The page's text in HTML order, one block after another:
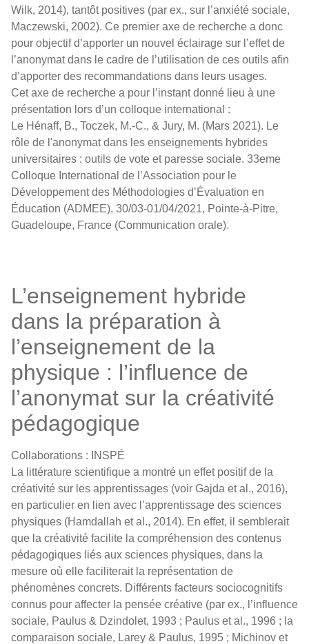
Wilk, 2014), tantôt positives (par ex., sur l’anxiété sociale,
Maczewski, 2002). Ce premier axe de recherche a donc
pour objectif d’apporter un nouvel éclairage sur l’effet de
l’anonymat dans le cadre de l’utilisation de ces outils afin
d’apporter des recommandations dans leurs usages.
Cet axe de recherche a pour l’instant donné lieu à une
présentation lors d’un colloque international :
Le Hénaff, B., Toczek, M.-C., & Jury, M. (Mars 2021). Le
rôle de l'anonymat dans les enseignements hybrides
universitaires : outils de vote et paresse sociale. 33eme
Colloque International de l’Association pour le
Développement des Méthodologies d’Évaluation en
Éducation (ADMEE), 30/03-01/04/2021, Pointe-à-Pitre,
Guadeloupe, France (Communication orale).
L’enseignement hybride
dans la préparation à
l’enseignement de la
physique : l’influence de
l’anonymat sur la créativité
pédagogique
Collaborations : INSPÉ
La littérature scientifique a montré un effet positif de la
créativité sur les apprentissages (voir Gajda et al., 2016),
en particulier en lien avec l’apprentissage des sciences
physiques (Hamdallah et al., 2014). En effet, il semblerait
que la créativité facilite la compréhension des contenus
pédagogiques liés aux sciences physiques, dans la
mesure où elle faciliterait la représentation de
phénomènes concrets. Différents facteurs sociocognitifs
connus pour affecter la pensée créative (par ex., l’influence
sociale, Paulus & Dzindolet, 1993 ; Paulus et al., 1996 ; la
comparaison sociale, Larey & Paulus, 1995 ; Michinov et